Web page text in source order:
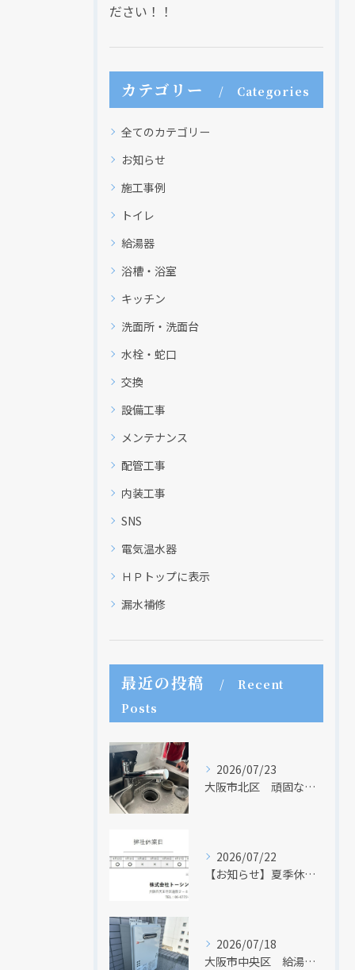
ださい！！
カテゴリー Categories
全てのカテゴリー
お知らせ
施工事例
トイレ
給湯器
浴槽・浴室
キッチン
洗面所・洗面台
水栓・蛇口
交換
設備工事
メンテナンス
配管工事
内装工事
SNS
電気温水器
ＨＰトップに表示
漏水補修
最近の投稿
Recent
Posts
2026/07/23
大阪市北区 頑固な水アカはなかなか取れない・・・
2026/07/22
【お知らせ】夏季休業日のお知らせ【２０２６年】
2026/07/18
大阪市中央区 給湯器のリモコンが無くても、リモコンを設置する方法はあります
クリックでチラシのページにジャンプします
クリックでチラシのページにジャンプします